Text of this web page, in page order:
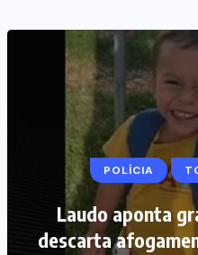
POLÍCIA
Laudo aponta
descarta
MARANHÃO
Picareta e
usados por mãe